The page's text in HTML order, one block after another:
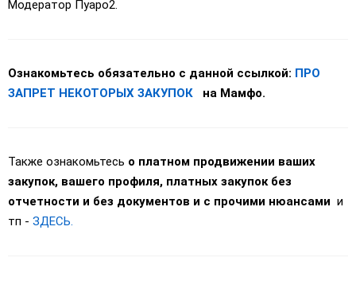
Модератор Пуаро2.
Ознакомьтесь обязательно с данной ссылкой: ПРО
ЗАПРЕТ НЕКОТОРЫХ ЗАКУПОК
на Мамфо.
Также ознакомьтесь о платном продвижении ваших
закупок, вашего профиля, платных закупок без
отчетности и без документов и с прочими нюансами и
тп - ЗДЕСЬ.